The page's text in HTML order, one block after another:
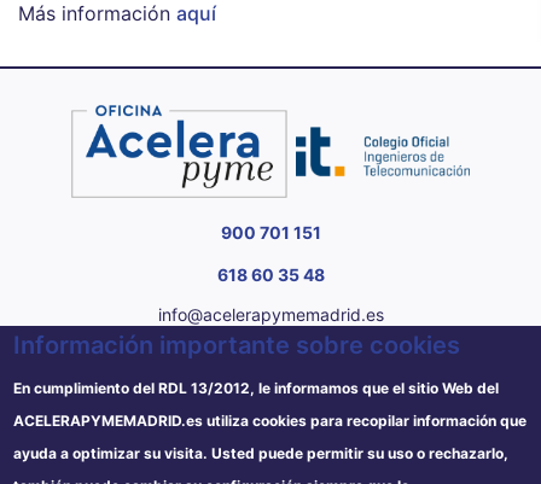
Más información aquí
900 701 151
618 60 35 48
info@acelerapymemadrid.es
C/ Almagro 2 1º Izqda 28010 Madrid
De Lunes a Jueves de 8:30h. a 14:00h. y de 15:00h. a 17:00h.
y viernes de 8:30h. a 14:00h (Para consultas presenciales,
Información importante sobre cookies
En cumplimiento del RDL 13/2012, le informamos que el sitio Web del
ACELERAPYMEMADRID.es utiliza cookies para recopilar información que
ayuda a optimizar su visita. Usted puede permitir su uso o rechazarlo,